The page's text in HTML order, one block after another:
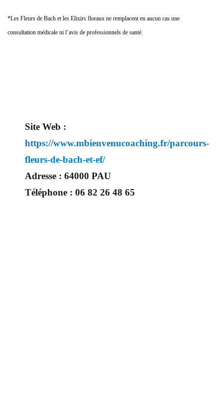
*Les Fleurs de Bach et les Elixirs floraux ne remplacent en aucun cas une
consultation médicale ni l’avis de professionnels de santé.
Site Web :
https://www.mbienvenucoaching.fr/parcours-
fleurs-de-bach-et-ef/
Adresse : 64000 PAU
Téléphone : 06 82 26 48 65